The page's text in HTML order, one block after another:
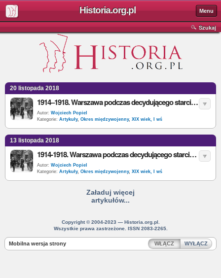
Historia.org.pl Menu
Szukaj
20 listopada 2018
1914–1918. Warszawa podczas decydującego starcia o niepodległość Polski. Część 2
Autor: Wojciech Popiel
Kategorie: Artykuły, Okres międzywojenny, XIX wiek, I wś
13 listopada 2018
1914-1918. Warszawa podczas decydującego starcia o niepodległość Polski. Część 1
Autor: Wojciech Popiel
Kategorie: Artykuły, Okres międzywojenny, XIX wiek, I wś
Załaduj więcej
artykułów...
Copyright © 2004-2023 — Historia.org.pl.
Wszystkie prawa zastrzeżone. ISSN 2083-2265.
Mobilna wersja strony WŁĄCZ WYŁĄCZ